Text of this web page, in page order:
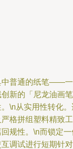
普通的纸笔——
的「尼龙油画
\n从实用性转化
格拼组塑料精致
规性。\n而锁定
调试进行短期针